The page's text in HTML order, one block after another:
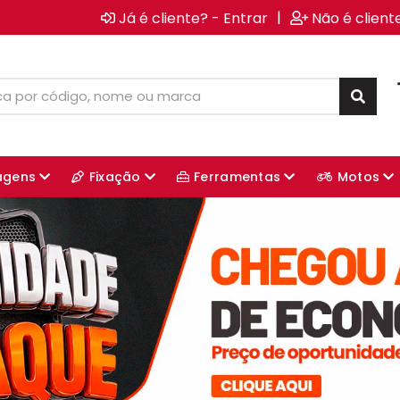
Já é cliente? - Entrar | Não é
Fixação Ferramentas Motos